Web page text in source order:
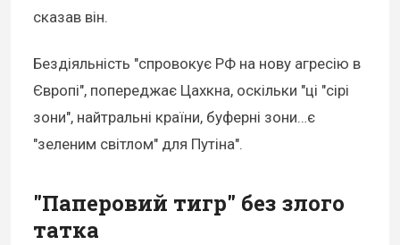
сказав він.
Бездіяльність "спровокує РФ на нову агресію в
Європі", попереджає Цахкна, оскільки "ці "сірі
зони", найтральні країни, буферні зони…є
"зеленим світлом" для Путіна".
"Паперовий тигр" без злого
татка